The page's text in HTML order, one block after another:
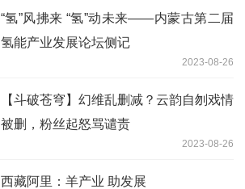
“氢”风拂来 “氢”动未来——内蒙古第二届
氢能产业发展论坛侧记
2023-08-26
【斗破苍穹】幻维乱删减？云韵自刎戏情
被删，粉丝起怒骂谴责
2023-08-26
西藏阿里：羊产业 助发展